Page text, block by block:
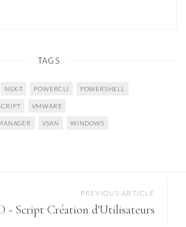
TAGS
NSX-T POWERCLI POWERSHELL
VMWARE
VSAN WINDOWS
PREVIOUS ARTICLE
- Script Création d'Utilisateurs